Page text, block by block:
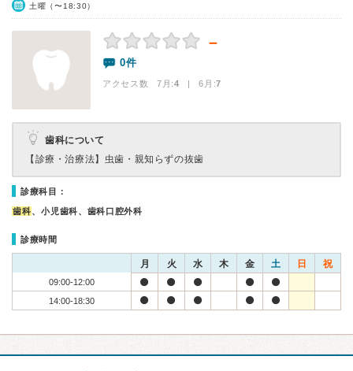
土曜（〜18:30）
－
0件
アクセス数 7月:4 | 6月:7
歯科について
【診療・治療法】 虫歯・親知らずの抜歯
診療科目：
歯科、小児歯科、歯科口腔外科
診療時間
月 火 水 木 金 土 日 祝
09:00-12:00
14:00-18:30